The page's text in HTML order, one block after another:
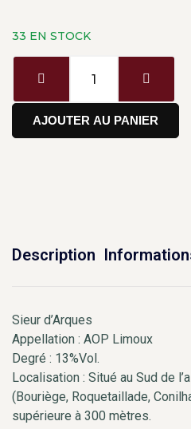
33 EN STOCK
AJOUTER AU PANIER
Description
Sieur d’Arques
Appellation : AOP Limoux
Degré : 13%Vol.
Localisation : Situé au Sud de
(Bouriège, Roquetaillade,
supérieure à 300 mètres.